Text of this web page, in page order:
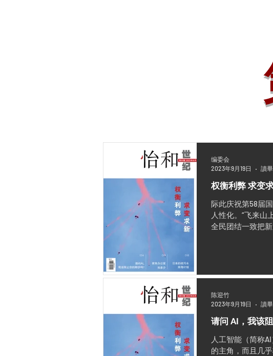
权衡利弊 求变
际此庆祝第58届
人性化。“飞来山
全民团结一致把
编委会
2023年9月19日
讀
请问 AI，我该
人工智能（简称
的主角，而且几
陈迎竹
2023年9月19日
讀